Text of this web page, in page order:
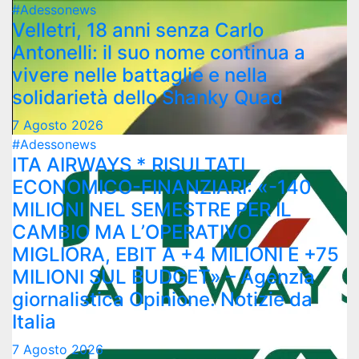
#Adessonews
Velletri, 18 anni senza Carlo
Antonelli: il suo nome continua a
vivere nelle battaglie e nella
solidarietà dello Shanky Quad
7 Agosto 2026
#Adessonews
ITA AIRWAYS * RISULTATI
ECONOMICO-FINANZIARI: «-140
MILIONI NEL SEMESTRE PER IL
CAMBIO MA L’OPERATIVO
MIGLIORA, EBIT A +4 MILIONI E +75
MILIONI SUL BUDGET» – Agenzia
giornalistica Opinione. Notizie da
Italia
7 Agosto 2026